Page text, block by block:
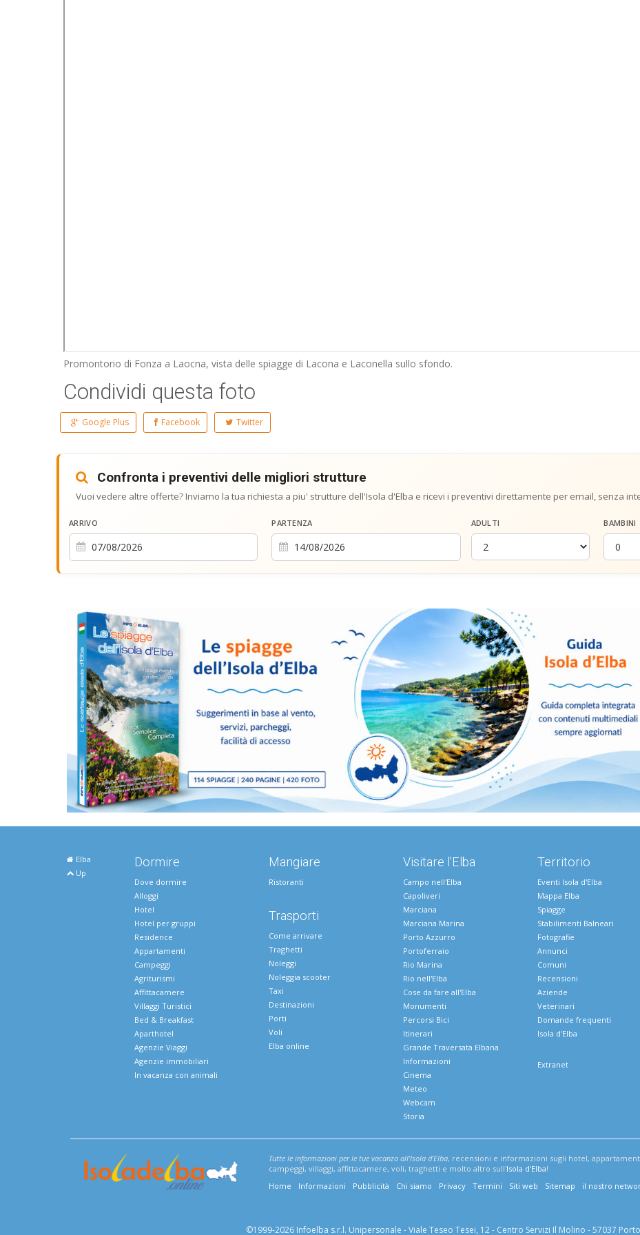
Promontorio di Fonza a Laocna, vista delle spiagge di Lacona e Laconella sullo sfondo.
Condividi questa foto
Google Plus Facebook Twitter
Confronta i preventivi delle migliori strutture
Vuoi vedere altre offerte? Inviamo la tua richiesta a piu' strutture dell'Isola d'Elba e ricevi i preventivi direttamente per email, senza
ARRIVO PARTENZA ADULTI BAMBINI
Elba
Up
Dormire
Dove dormire
Alloggi
Hotel
Hotel per gruppi
Residence
Appartamenti
Campeggi
Agriturismi
Affittacamere
Villaggi Turistici
Bed & Breakfast
Aparthotel
Agenzie Viaggi
Agenzie immobiliari
In vacanza con animali
Mangiare
Ristoranti
Trasporti
Come arrivare
Traghetti
Noleggi
Noleggia scooter
Taxi
Destinazioni
Porti
Voli
Elba online
Visitare l'Elba
Campo nell'Elba
Capoliveri
Marciana
Marciana Marina
Porto Azzurro
Portoferraio
Rio Marina
Rio nell'Elba
Cose da fare all'Elba
Monumenti
Percorsi Bici
Itinerari
Grande Traversata Elbana
Informazioni
Cinema
Meteo
Webcam
Storia
Territorio
Eventi Isola d'Elba
Mappa Elba
Spiagge
Stabilimenti Balneari
Fotografie
Annunci
Comuni
Recensioni
Aziende
Veterinari
Domande frequenti
Isola d'Elba
Extranet
Tutte le informazioni per le tue vacanza all'Isola d'Elba, recensioni e informazioni sugli hotel,
campeggi, villaggi, affittacamere, voli, traghetti e molto altro sull'Isola d'Elba!
Home
Informazioni Pubblicità Chi siamo Privacy Termini Siti web Sitemap il nostro
©1999-2026 Infoelba s.r.l. Unipersonale - Viale Teseo Tesei, 12 - Centro Servizi Il Molino - 57037